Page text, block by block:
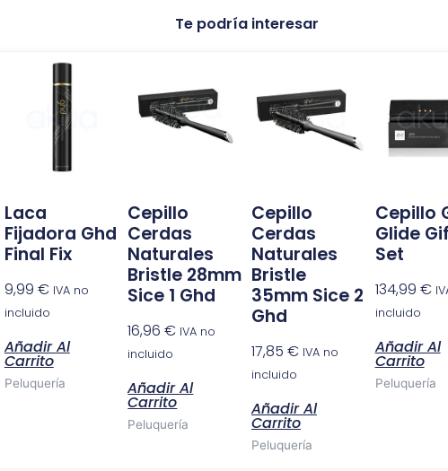
Te podría interesar
Laca
Fijadora Ghd
Final Fix
9,99 € IVA no
incluido
Añadir Al
Carrito
Peluquería
Cepillo
Cerdas
Naturales
Bristle 28mm
Sice 1 Ghd
16,96€ IVA no
incluido
Añadir Al
Carrito
Peluquería
Cepillo
Cerdas
Naturales
Bristle
35mm Sice 2
Ghd
17,85 € IVA no
incluido
Añadir Al
Carrito
Peluquería
Cepillo
Glide
Set
134,99 €
incluido
Añadir Al
Carrito
Peluquería